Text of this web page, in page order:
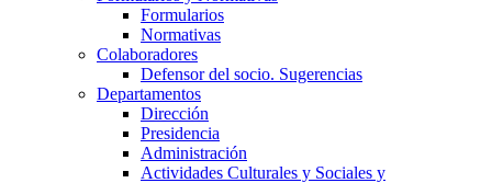
Formularios
Normativas
Colaboradores
Defensor del socio. Sugerencias
Departamentos
Dirección
Presidencia
Administración
Actividades Culturales y Sociales y